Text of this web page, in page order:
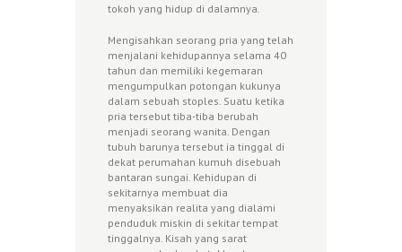
tokoh yang hidup di dalamnya.
Mengisahkan seorang pria yang telah
menjalani kehidupannya selama 40
tahun dan memiliki kegemaran
mengumpulkan potongan kukunya
dalam sebuah stoples. Suatu ketika
pria tersebut tiba-tiba berubah
menjadi seorang wanita. Dengan
tubuh barunya tersebut ia tinggal di
dekat perumahan kumuh disebuah
bantaran sungai. Kehidupan di
sekitarnya membuat dia
menyaksikan realita yang dialami
penduduk miskin di sekitar tempat
tinggalnya. Kisah yang sarat